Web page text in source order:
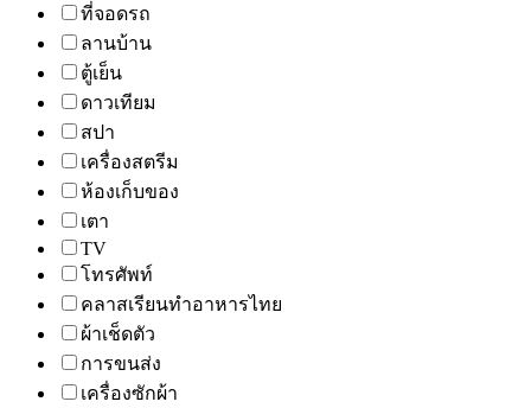
ที่จอดรถ
ลานบ้าน
ตู้เย็น
ดาวเทียม
สปา
เครื่องสตรีม
ห้องเก็บของ
เตา
TV
โทรศัพท์
คลาสเรียนทำอาหารไทย
ผ้าเช็ดตัว
การขนส่ง
เครื่องซักผ้า